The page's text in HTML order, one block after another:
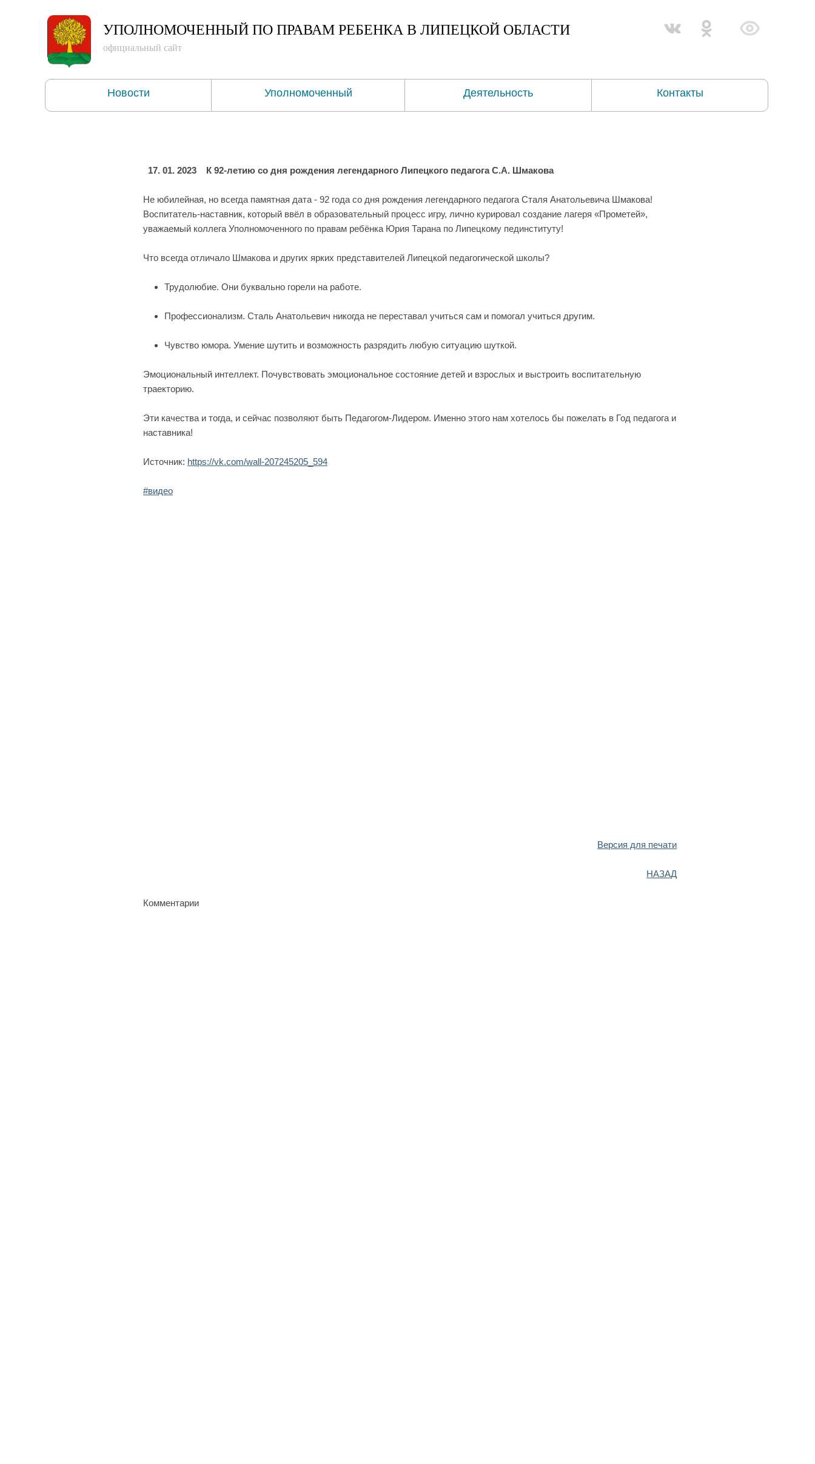
17. 01. 2023 К 92-летию со дня рождения легендарного Липецкого педагога С.А. Шмакова
Не юбилейная, но всегда памятная дата - 92 года со дня рождения легендарного педагога Сталя Анатольевича Шмакова!
Воспитатель-наставник, который ввёл в образовательный процесс игру, лично курировал создание лагеря «Прометей»,
уважаемый коллега Уполномоченного по правам ребёнка Юрия Тарана по Липецкому пединституту!
Что всегда отличало Шмакова и других ярких представителей Липецкой педагогической школы?
Трудолюбие. Они буквально горели на работе.
Профессионализм. Сталь Анатольевич никогда не переставал учиться сам и помогал учиться другим.
Чувство юмора. Умение шутить и возможность разрядить любую ситуацию шуткой.
Эмоциональный интеллект. Почувствовать эмоциональное состояние детей и взрослых и выстроить воспитательную
траекторию.
Эти качества и тогда, и сейчас позволяют быть Педагогом-Лидером. Именно этого нам хотелось бы пожелать в Год педагога и
наставника!
Источник: https://vk.com/wall-207245205_594
#видео
Версия для печати
НАЗАД
Комментарии
УПОЛНОМОЧЕННЫЙ ПО ПРАВАМ РЕБЕНКА В ЛИПЕЦКОЙ ОБЛАСТИ
официальный сайт
Уполномоченный Деятельность Контакты
Новости